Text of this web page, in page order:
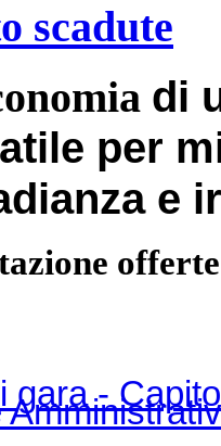
scadute
di
per
e
gara -